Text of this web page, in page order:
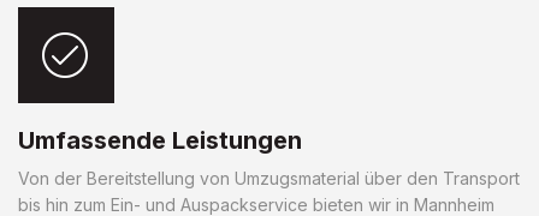
Umfassende Leistungen
Von der Bereitstellung von Umzugsmaterial über den Transport
bis hin zum Ein- und Auspackservice bieten wir in Mannheim